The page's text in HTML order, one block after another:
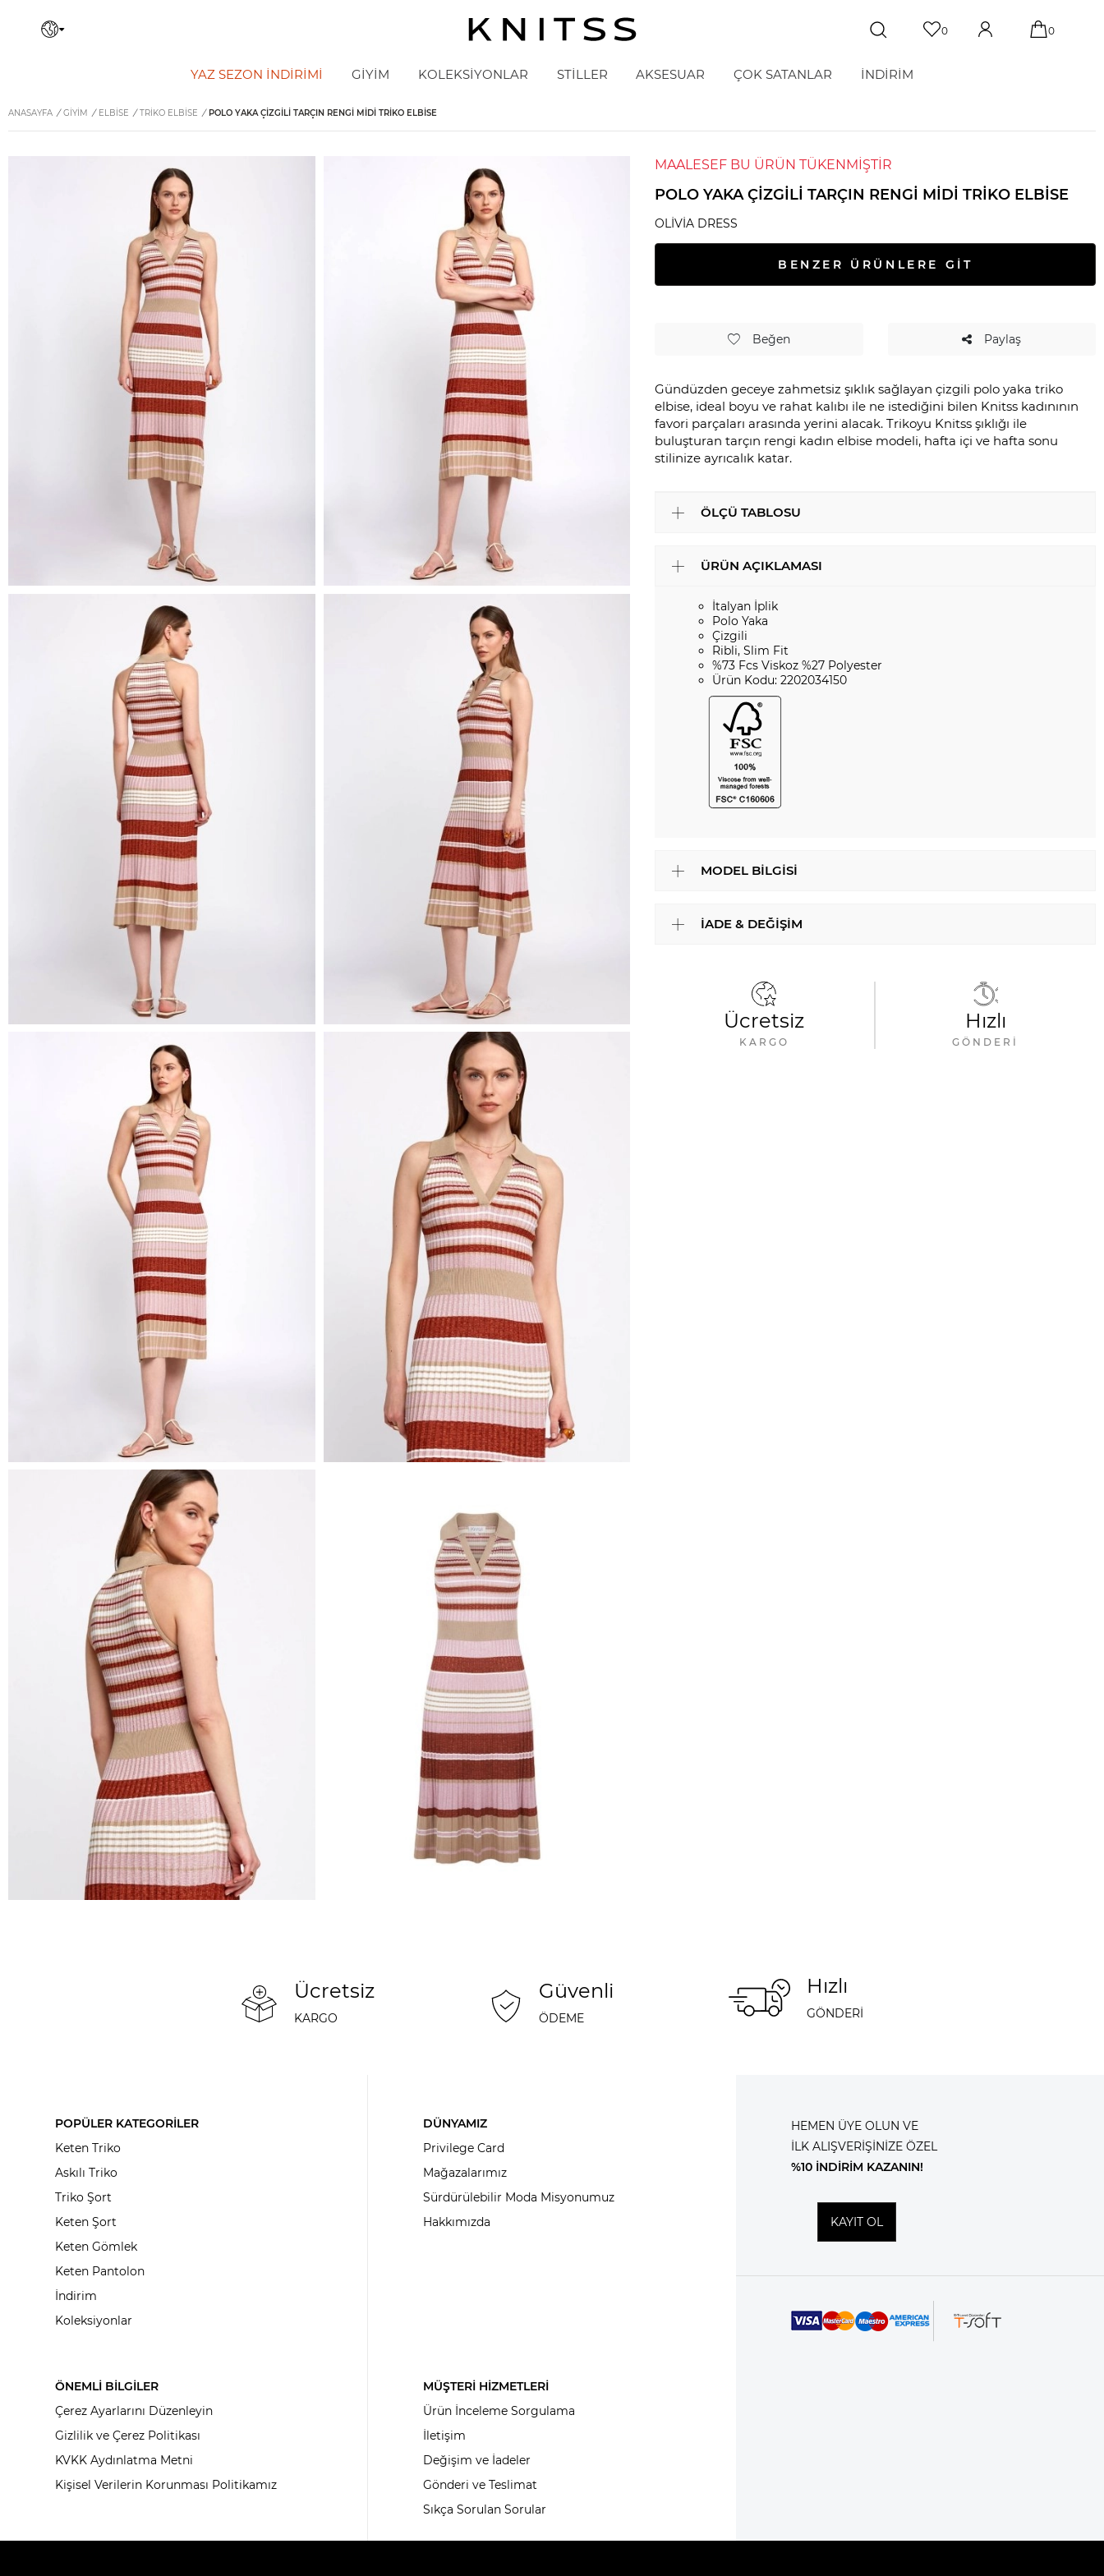
0 0
YAZ SEZON İNDIRIMI GİYİM KOLEKSİYONLAR STİLLER AKSESUAR ÇOK SATANLAR İNDİRİM
ANASAYFA / GİYİM / ELBISE / TRIKO ELBISE / POLO YAKA ÇIZGILI TARÇIN RENGI MIDI TRIKO ELBISE
MAALESEF BU ÜRÜN TÜKENMİŞTİR
POLO YAKA ÇIZGILI TARÇIN RENGI MIDI TRIKO ELBISE
OLIVIA DRESS
BENZER ÜRÜNLERE GİT
Beğen Paylaş
Gündüzden geceye zahmetsiz şıklık sağlayan çizgili polo yaka triko
elbise, ideal boyu ve rahat kalıbı ile ne istediğini bilen Knitss kadınının
favori parçaları arasında yerini alacak. Trikoyu Knitss şıklığı ile
buluşturan tarçın rengi kadın elbise modeli, hafta içi ve hafta sonu
stilinize ayrıcalık katar.
ÖLÇÜ TABLOSU
ÜRÜN AÇIKLAMASI
İtalyan İplik
Polo Yaka
Çizgili
Ribli, Slim Fit
%73 Fcs Viskoz %27 Polyester
Ürün Kodu: 2202034150
MODEL BILGISI
İADE & DEĞIŞIM
Ücretsiz
KARGO
Hızlı
GÖNDERI
Ücretsiz
KARGO
Güvenli
ÖDEME
Hızlı
GÖNDERİ
POPÜLER KATEGORİLER
Keten Triko
Askılı Triko
Triko Şort
Keten Şort
Keten Gömlek
Keten Pantolon
İndirim
Koleksiyonlar
DÜNYAMIZ
Privilege Card
Mağazalarımız
Sürdürülebilir Moda Misyonumuz
Hakkımızda
ÖNEMLİ BİLGİLER
Çerez Ayarlarını Düzenleyin
Gizlilik ve Çerez Politikası
KVKK Aydınlatma Metni
Kişisel Verilerin Korunması Politikamız
MÜŞTERİ HİZMETLERİ
Ürün İnceleme Sorgulama
İletişim
Değişim ve İadeler
Gönderi ve Teslimat
Sıkça Sorulan Sorular
HEMEN ÜYE OLUN VE
İLK ALIŞVERİŞİNİZE ÖZEL
%10 İNDİRİM KAZANIN!
KAYIT OL